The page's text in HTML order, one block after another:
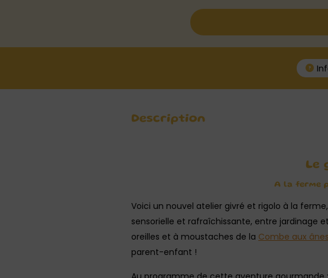
Description
Le
A la ferme
Voici un nouvel atelier givré et rigolo à la
sensorielle et rafraîchissante, entre jardinage
oreilles et à moustaches de la Combe aux ânes
parent-enfant !